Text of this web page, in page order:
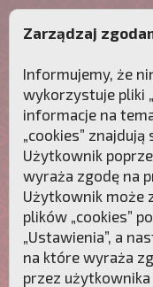
Zarządzaj
Informujemy, że
wykorzystuje pliki
informacje na
„cookies” znajdują
Użytkownik
wyraża zgodę na
Użytkownik może
plików „cookies”
„Ustawienia”, a
na które wyraża
przez